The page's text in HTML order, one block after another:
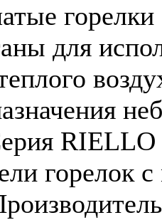
для
RIELLO
горелок